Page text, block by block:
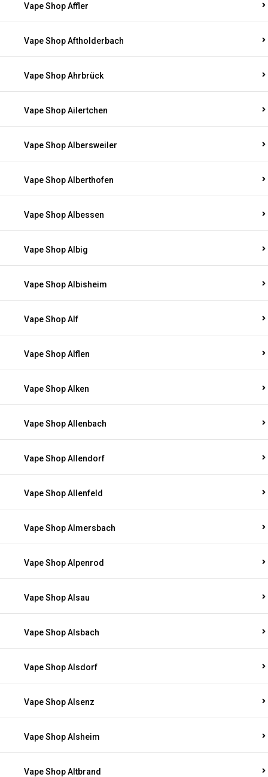
Vape Shop Affler
Vape Shop Aftholderbach
Vape Shop Ahrbrück
Vape Shop Ailertchen
Vape Shop Albersweiler
Vape Shop Alberthofen
Vape Shop Albessen
Vape Shop Albig
Vape Shop Albisheim
Vape Shop Alf
Vape Shop Alflen
Vape Shop Alken
Vape Shop Allenbach
Vape Shop Allendorf
Vape Shop Allenfeld
Vape Shop Almersbach
Vape Shop Alpenrod
Vape Shop Alsau
Vape Shop Alsbach
Vape Shop Alsdorf
Vape Shop Alsenz
Vape Shop Alsheim
Vape Shop Altbrand